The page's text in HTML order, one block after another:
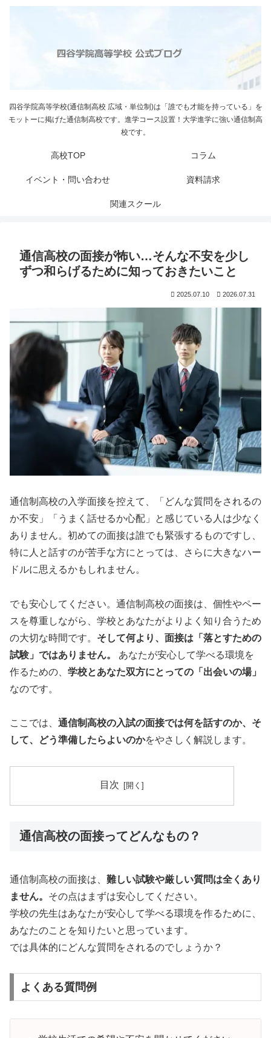
四谷学院高等学校(通信制高校 広域・単位制)は「誰でも才能を持っている」を
モットーに掲げた通信制高校です。進学コース設置！大学進学に強い通信制高
校です。
高校TOP コラム
イベント・問い合わせ 資料請求
関連スクール
通信高校の面接が怖い…そんな不安を少し
ずつ和らげるために知っておきたいこと
2025.07.10 2026.07.31
通信制高校の入学面接を控えて、「どんな質問をされるの
か不安」「うまく話せるか心配」と感じている人は少なく
ありません。初めての面接は誰でも緊張するものですし、
特に人と話すのが苦手な方にとっては、さらに大きなハー
ドルに思えるかもしれません。
でも安心してください。通信制高校の面接は、個性やペー
スを尊重しながら、学校とあなたがよりよく知り合うため
の大切な時間です。 そして何より、面接は「落とすための
試験」ではありません。
あなたが安心して学べる環境を
作るための、 学校とあなた双方にとっての「出会いの場」
なのです。
ここでは、 通信制高校の入試の面接では何を話すのか、そ
して、どう準備したらよいのかをやさしく解説します。
目次
通信高校の面接ってどんなもの？
通信制高校の面接は、 難しい試験や厳しい質問は全くあり
ません。 その点はまずは安心してください。
学校の先生はあなたが安心して学べる環境を作るために、
あなたのことを知りたいと思っています。
では具体的にどんな質問をされるのでしょうか？
よくある質問例